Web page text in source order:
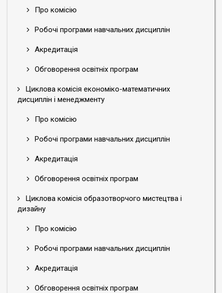
Про комісію
Робочі програми навчальних дисциплін
Акредитація
Обговорення освітніх програм
Циклова комісія економіко-математичних
дисциплін і менеджменту
Про комісію
Робочі програми навчальних дисциплін
Акредитація
Обговорення освітніх програм
Циклова комісія образотворчого мистецтва і
дизайну
Про комісію
Робочі програми навчальних дисциплін
Акредитація
Обговорення освітніх програм